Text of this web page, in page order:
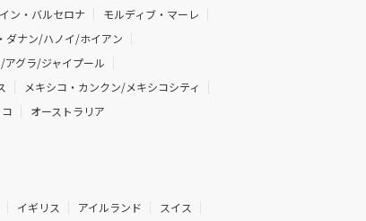
ン・バルセロナ
モルディブ・マーレ
ダナン/ハノイ/ホイアン
グラ/ジャイプール
メキシコ・カンクン/メキシコシティ
オーストラリア
イギリス アイルランド
スイス